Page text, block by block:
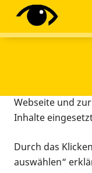
Diese Webseite
Tracking-Tools
Webseite und
Inhalte
Durch das
auswählen“